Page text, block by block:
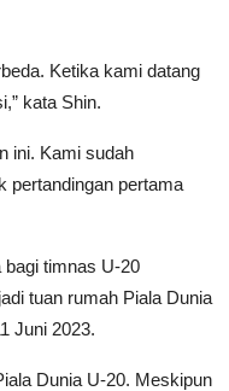
Ketika kami datang
kata Shin.
ini. Kami sudah
pertandingan pertama
bagi timnas U-20
tuan rumah Piala Dunia
Juni 2023.
Dunia U-20. Meskipun